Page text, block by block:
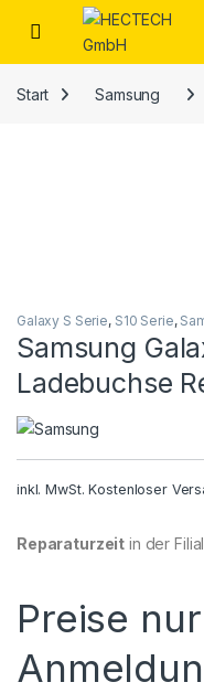
Open
Start Samsung
Galaxy S Serie, S10 Serie,
Samsung
Ladebuchse
inkl. MwSt. Kostenloser
Reparaturzeit in der
Preise